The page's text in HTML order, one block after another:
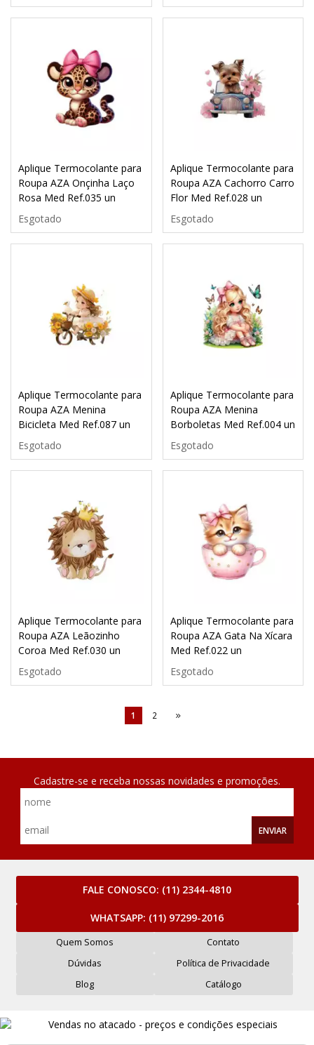
Aplique Termocolante para
Roupa AZA Onçinha Laço
Rosa Med Ref.035 un
Esgotado
Aplique Termocolante para
Roupa AZA Cachorro Carro
Flor Med Ref.028 un
Esgotado
Aplique Termocolante para
Roupa AZA Menina
Bicicleta Med Ref.087 un
Esgotado
Aplique Termocolante para
Roupa AZA Menina
Borboletas Med Ref.004 un
Esgotado
Aplique Termocolante para
Roupa AZA Leãozinho
Coroa Med Ref.030 un
Esgotado
Aplique Termocolante para
Roupa AZA Gata Na Xícara
Med Ref.022 un
Esgotado
1 2
Cadastre-se e receba nossas novidades e promoções.
ENVIAR
FALE CONOSCO: (11) 2344-4810
WHATSAPP: (11) 97299-2016
Quem Somos
Contato
Dúvidas
Política de Privacidade
Blog
Catálogo